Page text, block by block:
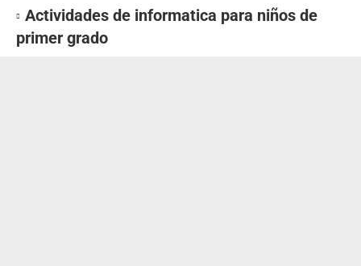
Actividades de informatica para niños de
primer grado